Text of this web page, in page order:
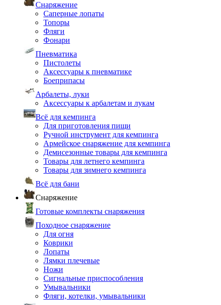
Снаряжение
Саперные лопаты
Топоры
Фляги
Фонари
Пневматика
Пистолеты
Аксессуары к пневматике
Боеприпасы
Арбалеты, луки
Аксессуары к арбалетам и лукам
Всё для кемпинга
Для приготовления пищи
Ручной инструмент для кемпинга
Армейское снаряжение для кемпинга
Демисезонные товары для кемпинга
Товары для летнего кемпинга
Товары для зимнего кемпинга
Всё для бани
Снаряжение
Готовые комплекты снаряжения
Походное снаряжение
Для огня
Коврики
Лопаты
Лямки плечевые
Ножи
Сигнальные приспособления
Умывальники
Фляги, котелки, умывальники